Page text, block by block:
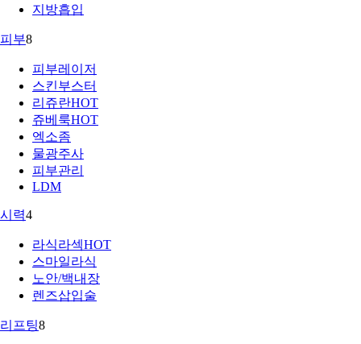
지방흡입
피부8
피부레이저
스킨부스터
리쥬란HOT
쥬베룩HOT
엑소좀
물광주사
피부관리
LDM
시력4
라식라섹HOT
스마일라식
노안/백내장
렌즈삽입술
리프팅8